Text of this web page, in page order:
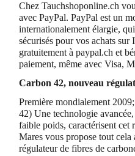
Chez Tauchshoponline.ch
avec PayPal. PayPal est un
internationalement élargie,
sécurisés pour vos achats
gratuitement à paypal.ch et
paiement, même avec Visa,
Carbon 42, nouveau
Première mondialement
42) Une technologie
faible poids, caractérisent cet
Mares vous propose tout
régulateur de fibres de